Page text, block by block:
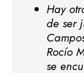
Hay
de ser
Rocío
se